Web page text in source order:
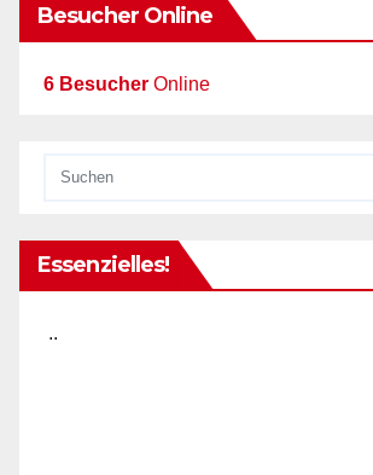
Besucher Online
6 Besucher Online
Essenzielles!
..